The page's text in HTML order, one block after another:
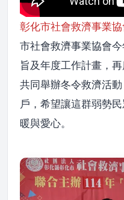
彰化市社會救濟事業協
市社會救濟事業協會
旨及年度工作計畫，
共同舉辦冬令救濟活
戶，希望讓這群弱勢
暖與愛心。